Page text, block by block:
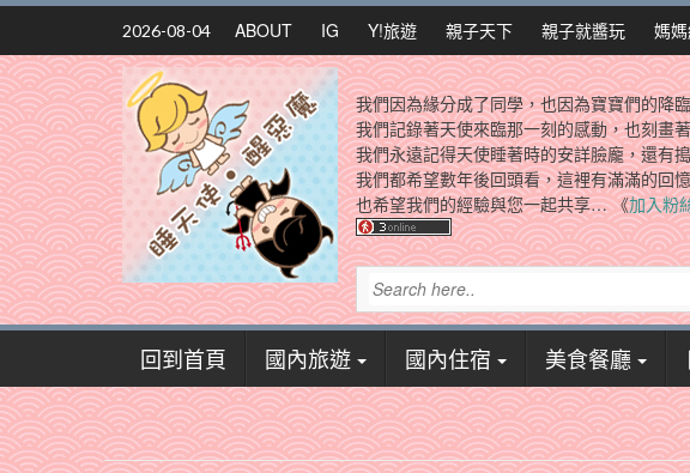
Skip
content
2026-08-04 ABOUT IG Y!旅遊 親子天下 親子就醬玩 媽
我們因為緣分成了同學，也因為寶寶們的降
我們記錄著天使來臨那一刻的感動，也刻畫
我們永遠記得天使睡著時的安詳臉龐，還有
我們都希望數年後回頭看，這裡有滿滿的回憶
也希望我們的經驗與您一起共享… 《加入粉
回到首頁 國內旅遊 國內住宿 美食餐廳